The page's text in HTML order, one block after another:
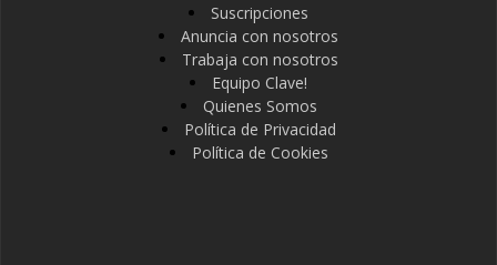
Suscripciones
Anuncia con nosotros
Trabaja con nosotros
Equipo Clave!
Quienes Somos
Política de Privacidad
Política de Cookies